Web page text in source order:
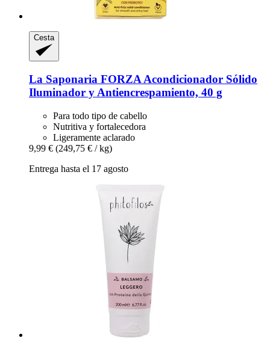
Cesta
La Saponaria FORZA Acondicionador Sólido
Iluminador y Antiencrespamiento, 40 g
Para todo tipo de cabello
Nutritiva y fortalecedora
Ligeramente aclarado
9,99 € (249,75 € / kg)
Entrega hasta el 17 agosto